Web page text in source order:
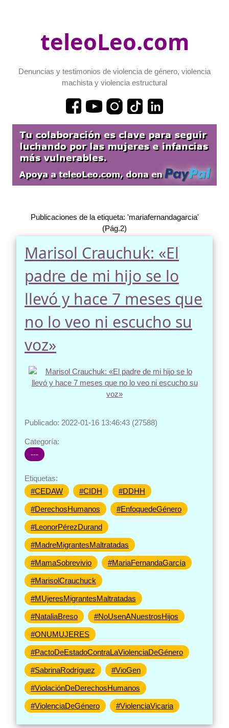
teleoLeo.com
Denuncias y testimonios de violencia de género, violencia
machista y violencia estructural
Publicaciones de la etiqueta: 'mariafernandagarcia'
(Pág.2)
Marisol Crauchuk: «El
padre de mi hijo se lo
llevó y hace 7 meses que
no lo veo ni escucho su
voz»
Publicado: 2022-01-16 13:46:43 (27588)
Categoría:
---
Etiquetas:
#CEDAW
#CIDH #DDHH
#DerechosHumanos #EnfoquedeGénero
#LeonorPérezDurand
#MadreMigrantesMaltratadas
#MamaSobrevivio #MariaFernandaGarcía
#MarisolCrauchuck
#MUjeresMigrantesMaltratadas
#NataliaBreso #NoUsenANuestrosHijos
#ONUMUJERES
#PactoDeEstadoContraLaViolenciaDeGénero
#SabrinaRodríguez #VioGen
#ViolaciónDeDerechosHumanos
#ViolenciaDeGénero #ViolenciaVicaria